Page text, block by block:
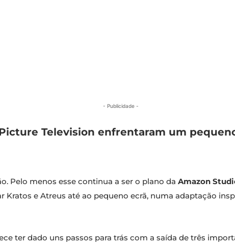
- Publicidade -
Television enfrentaram um
Pelo menos esse continua a ser o plano da Amazon
e Atreus até ao pequeno ecrã, numa adaptação
ter dado uns passos para trás com a saída de três